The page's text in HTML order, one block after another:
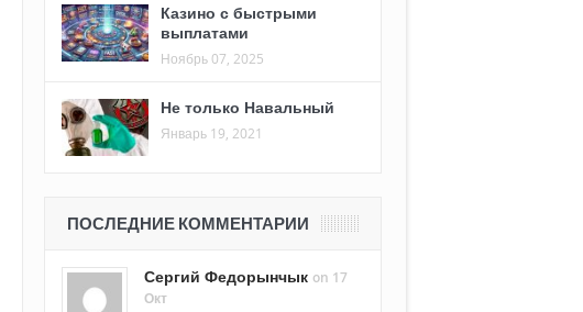
Казино с быстрыми
выплатами
Ноябрь 07, 2025
Не только Навальный
Январь 19, 2021
ПОСЛЕДНИЕ КОММЕНТАРИИ
Сергий Федорынчык on 17
Окт